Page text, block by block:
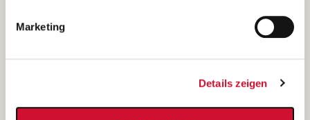
Marketing
Details zeigen
Bewerbung als Altenpflegehelfer*in